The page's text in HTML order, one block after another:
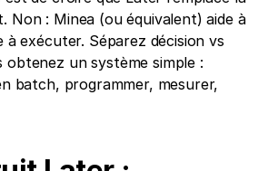
Non : Minea (ou équivalent) aide à
à exécuter. Séparez décision vs
un système simple :
batch, programmer, mesurer,